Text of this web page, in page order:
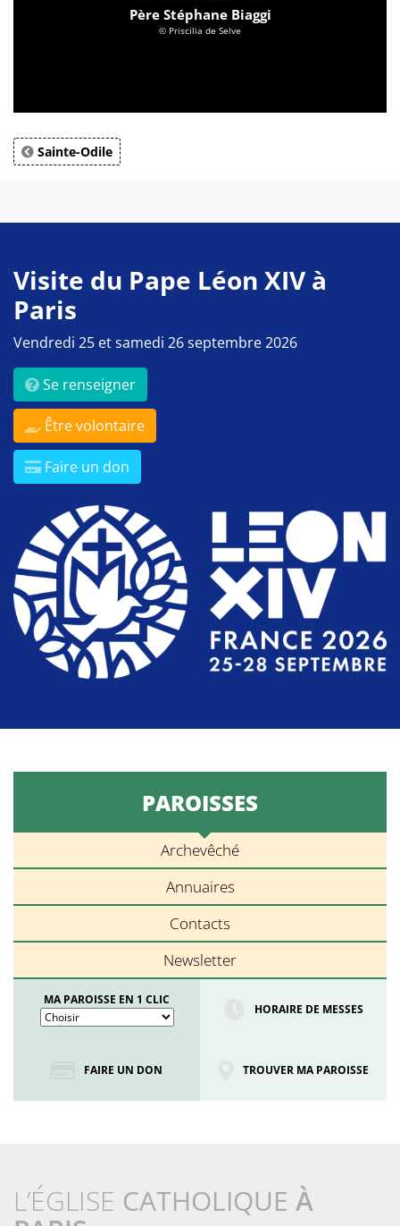
Père Stéphane Biaggi
© Priscilia de Selve
Sainte-Odile
Visite du Pape Léon XIV à
Paris
Vendredi 25 et samedi 26 septembre 2026
Se renseigner
Être volontaire
Faire un don
PAROISSES
Archevêché
Annuaires
Contacts
Newsletter
MA PAROISSE EN 1 CLIC
HORAIRE DE MESSES
FAIRE UN DON TROUVER MA PAROISSE
L’ÉGLISE CATHOLIQUE À